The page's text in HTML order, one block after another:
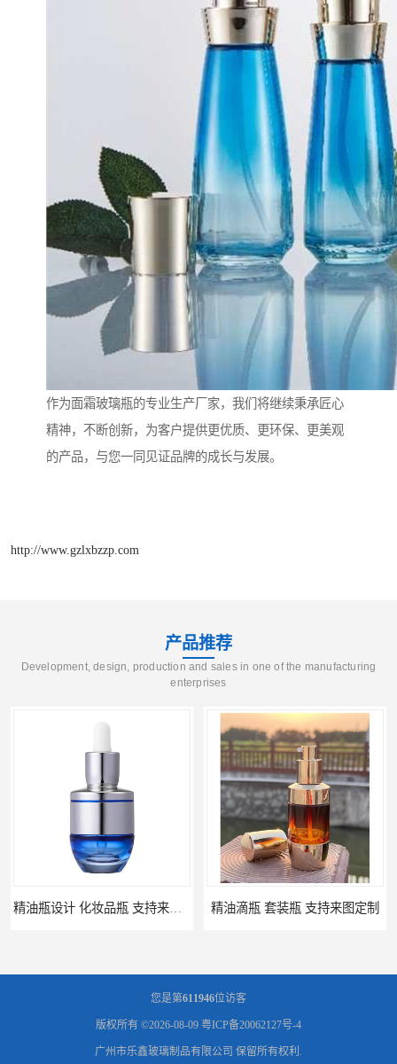
作为面霜玻璃瓶的专业生产厂家，我们将继续秉承匠心
精神，不断创新，为客户提供更优质、更环保、更美观
的产品，与您一同见证品牌的成长与发展。
http://www.gzlxbzzp.com
产品推荐
Development, design, production and sales in one of the manufacturing
enterprises
精油瓶设计 化妆品瓶 支持来图定制 精油滴瓶 套装瓶 支持来图定制
您是第611946位访客
版权所有 ©2026-08-09 粤ICP备20062127号-4
广州市乐鑫玻璃制品有限公司 保留所有权利.